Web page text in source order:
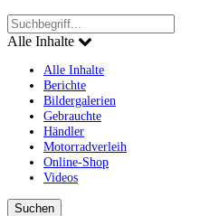
Alle Inhalte
Alle Inhalte
Berichte
Bildergalerien
Gebrauchte
Händler
Motorradverleih
Online-Shop
Videos
Suchen